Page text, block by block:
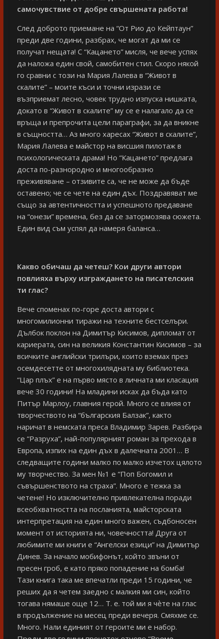
самочувствие от добре свършената работа!
След доброто приемане на “От Рио до Кейптаун”
преди две години, разбрах, че могат да ми се
получат нещата! С “Кацането” мисля, че вече успях
да наложа един свой, самобитен стил. Скоро някой
го сравни с този на Мария Лалева в “Живот в
скалите” – моите къси и точни изрази се
възприемат лесно, човек трудно изпуска нишката,
докато в “Живот в скалите” му се е налагало да се
връща и препрочита цели параграфи, за да вникне
в същността… Аз много харесах “Живот в скалите”,
Мария Лалева е майстор на висшия пилотаж в
психологическата драма! Но “Кацането” предлага
доста по-разнородно и многообразно
преживяване – отзивите са, че не може да бъде
оставено; че се чете на един дъх. Поздравяват ме
също за автентичността и успешното предаване
на “онези” времена, без да се затормозява сюжета.
Един вид съм успял да намеря баланса…
Какво обичаш да четеш? Кои други автори
повлияха върху изграждането на писателския
ти глас?
Вече споменах по-горе доста автори с
многомилионни тиражи на техните бестселъри.
Дълбок поклон на Димитър Кисимов, дипломат от
кариерата, син на великия Константин Кисимов – за
всичките английски трилъри, които вземах през
осемдесетте от многохилядната му библиотека.
“Цар плъх” е на първо място в личната ми класация
вече 30 години! На младини исках да бъда като
Питър Марлоу, главния герой. Много се влияя от
творчеството на “българския Балзак”, както
наричат в немската преса Владимир Зарев. Разбира
се “Разруха”, най-популярният роман за прехода в
Европа, изпих на един дъх в далечната 2001… В
следващите години малко по малко изчетох цялото
му творчество. За мен №1 е “Поп Богомил и
съвършенството на страха”. Много е тежка за
четене! Но изключително привлекателна поради
всеобхватността на посланията, майсторската
интерпретация на един много важен, съдбоносен
момент от историята ни, човечността! Друга от
любимите ми книги е “Ангелски езици” на Димитър
Динев. За начало мобифонът, който звъни от
пресен гроб, е като пряко попадение на бомба!
Тази книга така ме впечатли преди 15 години, че
реших да я четем заедно с малкия ми син, който
тогава нямаше още 12… Т. е. той ми я чѐте на глас
в продължение на месец преди вечеря. Смяхме се.
Много. Нали единият от героите ми е набор.